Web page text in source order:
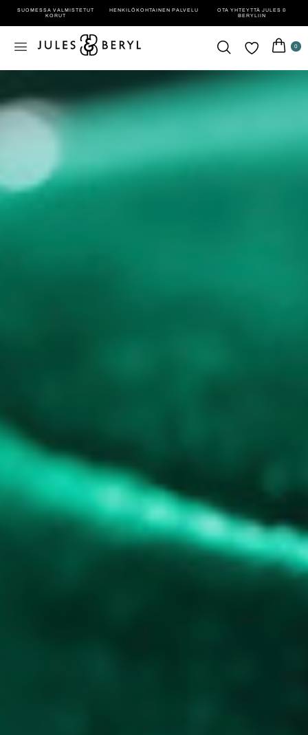
SUOMESSA VALMISTETUT
KORUT
HENKILÖ­KOHTAINEN PALVELU
OTA YHTEYTTÄ JULES &
BERYLIIN
0